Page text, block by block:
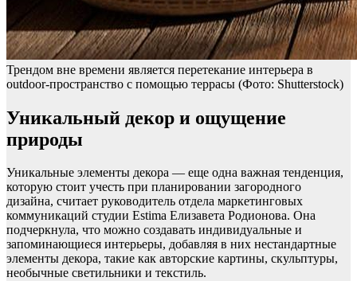
Трендом вне времени является перетекание интерьера в
outdoor-пространство с помощью террасы (Фото: Shutterstock)
Уникальный декор и ощущение
природы
Уникальные элементы декора — еще одна важная тенденция,
которую стоит учесть при планировании загородного
дизайна, считает руководитель отдела маркетинговых
коммуникаций студии Estima Елизавета Родионова. Она
подчеркнула, что можно создавать индивидуальные и
запоминающиеся интерьеры, добавляя в них нестандартные
элементы декора, такие как авторские картины, скульптуры,
необычные светильники и текстиль.